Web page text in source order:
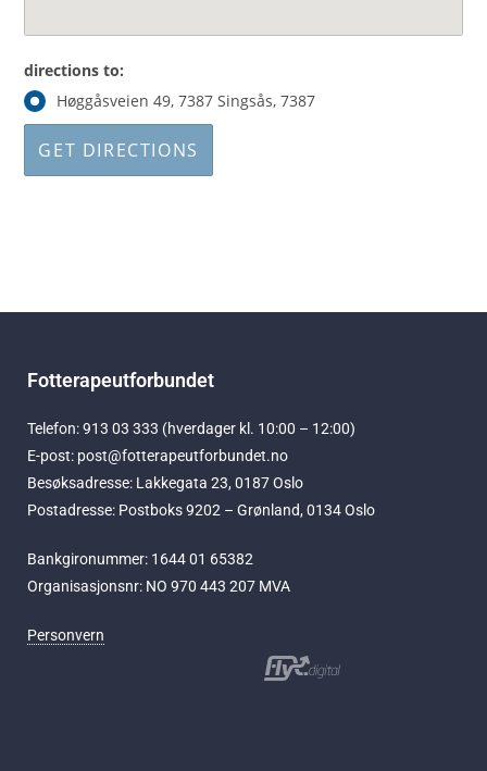
directions to:
Høggåsveien 49, 7387 Singsås, 7387
Fotterapeutforbundet
Telefon: 913 03 333 (hverdager kl. 10:00 – 12:00)
E-post: post@fotterapeutforbundet.no
Besøksadresse: Lakkegata 23, 0187 Oslo
Postadresse: Postboks 9202 – Grønland, 0134 Oslo
Bankgironummer: 1644 01 65382
Organisasjonsnr: NO 970 443 207 MVA
Personvern